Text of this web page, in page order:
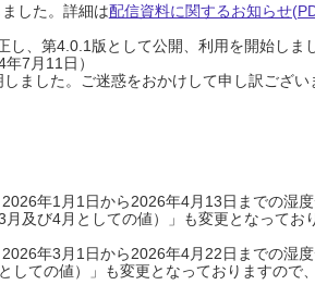
した。詳細は配信資料に関するお知らせ
、第4.0.1版として公開、利用を開始しま
7月11日）
ました。ご迷惑をおかけして申し訳ござい
年1月1日から2026年4月13日までの湿
及び4月としての値）」も変更となってお
年3月1日から2026年4月22日までの湿
ての値）」も変更となっておりますので